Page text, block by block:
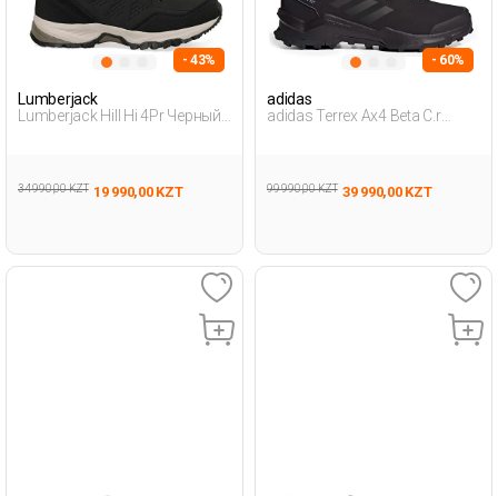
- 43%
Lumberjack
Lumberjack Hill Hi 4Pr Черный
34 990,00 KZT 19 990,00 KZT
- 60%
adidas
adidas Terrex Ax4 Beta C.r
99 990,00 KZT 39 990,00 KZT